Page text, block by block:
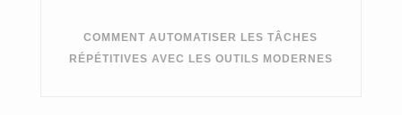
COMMENT AUTOMATISER LES TÂCHES
RÉPÉTITIVES AVEC LES OUTILS MODERNES